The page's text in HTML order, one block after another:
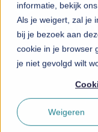
informatie, bekijk ons
Als je weigert, zal je
bij je bezoek aan
cookie in je browser
je niet gevolgd wilt
Weigeren
Nederlands
Oplossingen
Branches